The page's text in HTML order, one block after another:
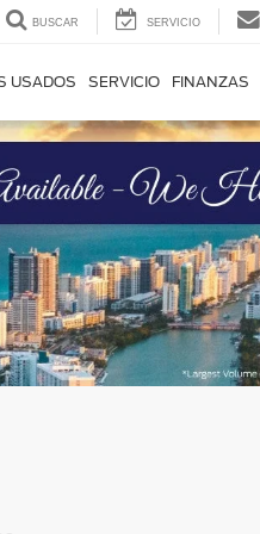
BUSCAR SERVICIO
USADOS SERVICIO FINANZAS